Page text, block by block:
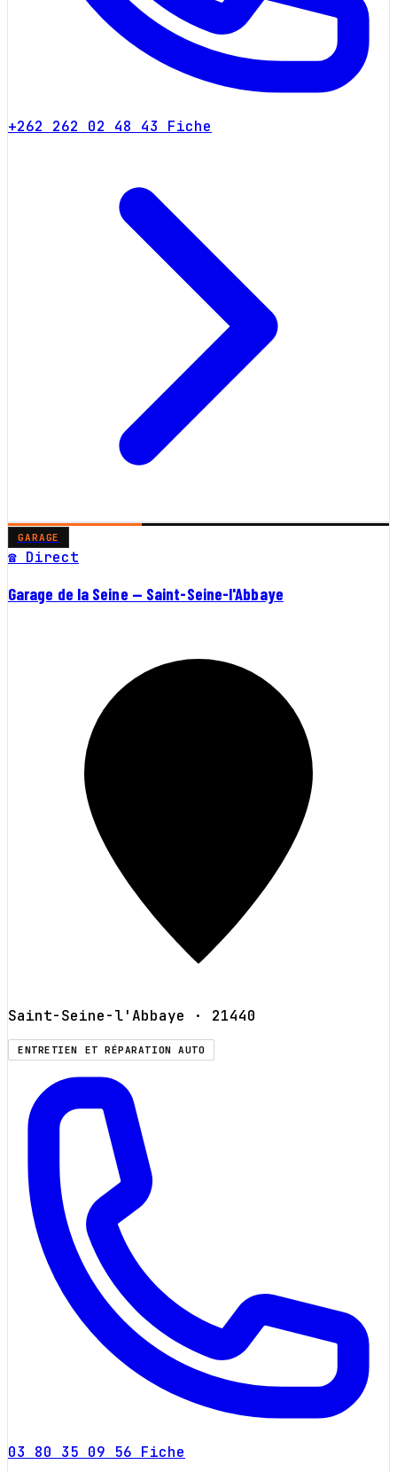
+262 262 02 48 43 Fiche
GARAGE
☎ Direct
Garage de la Seine — Saint-Seine-l'Abbaye
Saint-Seine-l'Abbaye · 21440
ENTRETIEN ET RÉPARATION AUTO
03 80 35 09 56 Fiche